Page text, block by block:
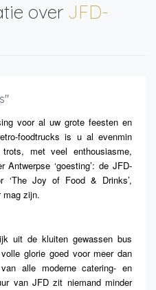
over JFD-
voor al uw grote feesten en
foodtrucks is u al evenmin
met veel enthousiasme,
Antwerpse ‘goesting’: de JFD-
‘The Joy of Food & Drinks’,
mag zijn.
uit de kluiten gewassen bus
glorie goed voor meer dan
alle moderne catering- en
van JFD zit niemand minder